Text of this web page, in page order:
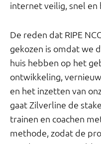
internet veilig, snel en
De reden dat RIPE
gekozen is omdat we
huis hebben op het
ontwikkeling,
en het inzetten van
gaat Zilverline de
trainen en coachen
methode, zodat de